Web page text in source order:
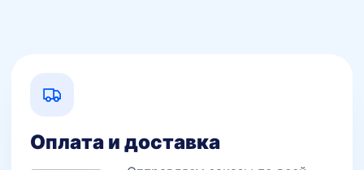
Оплата и доставка